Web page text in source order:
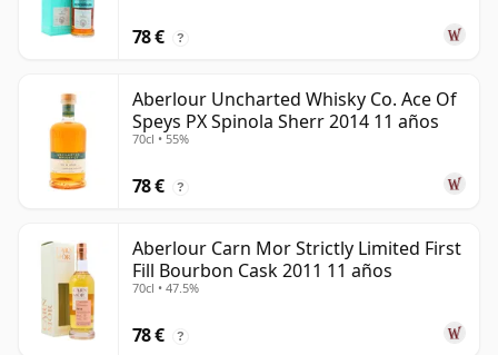
78 € ?
Aberlour Uncharted Whisky Co. Ace Of
Speys PX Spinola Sherr 2014 11 años
70cl • 55%
78 € ?
Aberlour Carn Mor Strictly Limited First
Fill Bourbon Cask 2011 11 años
70cl • 47.5%
78 € ?